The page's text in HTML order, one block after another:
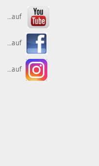
...auf
...auf
...auf